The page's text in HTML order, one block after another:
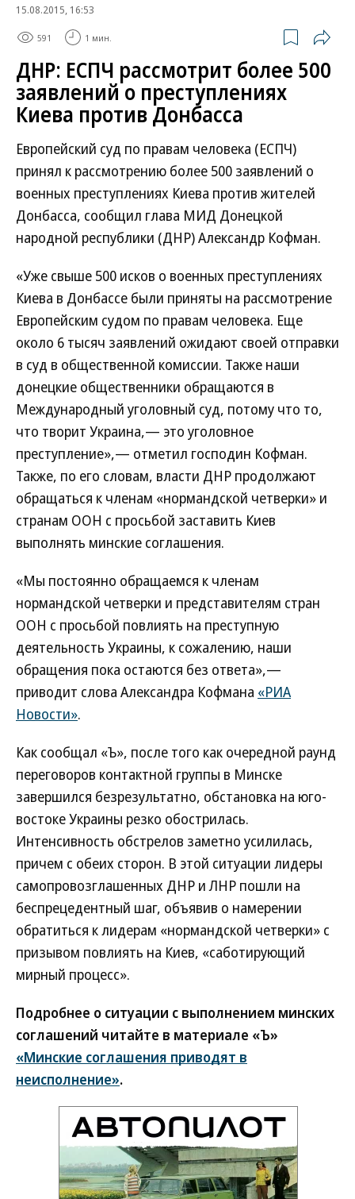
15.08.2015, 16:53
591 1 мин.
ДНР: ЕСПЧ рассмотрит более 500
заявлений о преступлениях
Киева против Донбасса
Европейский суд по правам человека (ЕСПЧ)
принял к рассмотрению более 500 заявлений о
военных преступлениях Киева против жителей
Донбасса, сообщил глава МИД Донецкой
народной республики (ДНР) Александр Кофман.
«Уже свыше 500 исков о военных преступлениях
Киева в Донбассе были приняты на рассмотрение
Европейским судом по правам человека. Еще
около 6 тысяч заявлений ожидают своей отправки
в суд в общественной комиссии. Также наши
донецкие общественники обращаются в
Международный уголовный суд, потому что то,
что творит Украина,— это уголовное
преступление»,— отметил господин Кофман.
Также, по его словам, власти ДНР продолжают
обращаться к членам «нормандской четверки» и
странам ООН с просьбой заставить Киев
выполнять минские соглашения.
«Мы постоянно обращаемся к членам
нормандской четверки и представителям стран
ООН с просьбой повлиять на преступную
деятельность Украины, к сожалению, наши
обращения пока остаются без ответа»,—
приводит слова Александра Кофмана «РИА
Новости».
Как сообщал «Ъ», после того как очередной раунд
переговоров контактной группы в Минске
завершился безрезультатно, обстановка на юго-
востоке Украины резко обострилась.
Интенсивность обстрелов заметно усилилась,
причем с обеих сторон. В этой ситуации лидеры
самопровозглашенных ДНР и ЛНР пошли на
беспрецедентный шаг, объявив о намерении
обратиться к лидерам «нормандской четверки» с
призывом повлиять на Киев, «саботирующий
мирный процесс».
Подробнее о ситуации с выполнением минских
соглашений читайте в материале «Ъ»
«Минские соглашения приводят в
неисполнение».